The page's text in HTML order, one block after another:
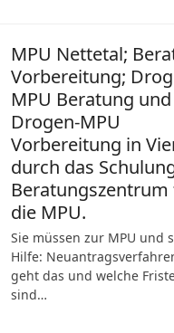
MPU Nettetal;
Vorbereitung;
MPU Beratung und
Drogen-MPU
Vorbereitung in
durch das
die MPU.
Sie müssen zur MPU und
Hilfe:
geht das und welche
sind…